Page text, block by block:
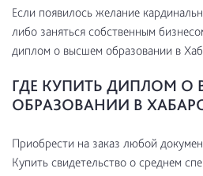
Если появилось желание
либо заняться собственным
диплом о высшем образовании в
ГДЕ КУПИТЬ ДИПЛОМ О
ОБРАЗОВАНИИ В
Приобрести на заказ любой
Купить свидетельство о среднем